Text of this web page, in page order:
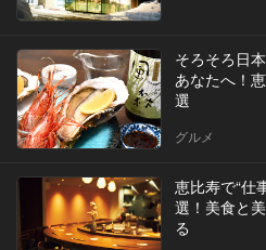
そろそろ日
あなたへ！
選
グルメ
恵比寿で“仕
選！美食と
る